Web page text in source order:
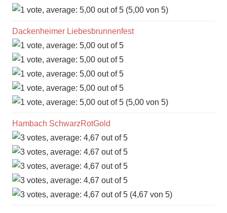
(5,00 von 5)
Dackenheimer Liebesbrunnenfest
(5,00 von 5)
Hambach SchwarzRotGold
(4,67 von 5)